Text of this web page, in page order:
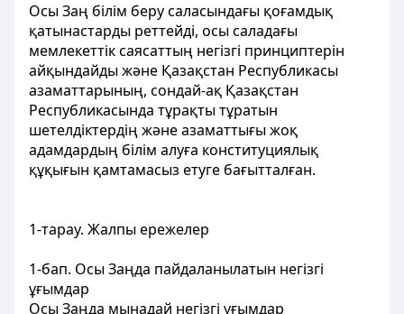
Осы Заң білім беру саласындағы қоғамдық
қатынастарды реттейді, осы саладағы
мемлекеттік саясаттың негізгі принциптерін
айқындайды және Қазақстан Республикасы
азаматтарының, сондай-ақ Қазақстан
Республикасында тұрақты тұратын
шетелдіктердің және азаматтығы жоқ
адамдардың білім алуға конституциялық
құқығын қамтамасыз етуге бағытталған.
1-тарау. Жалпы ережелер
1-бап. Осы Заңда пайдаланылатын негізгі
ұғымдар
Осы Заңда мынадай негізгі ұғымдар